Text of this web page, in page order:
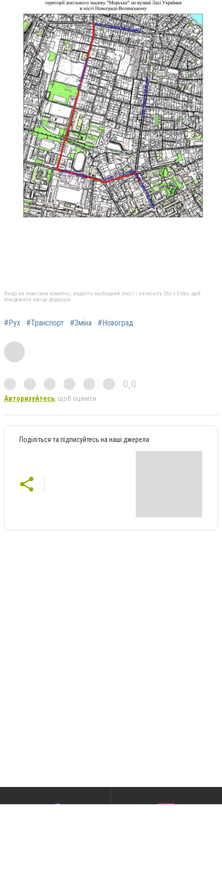
Якщо ви помітили помилку, виділіть необхідний текст і натисніть Ctrl + Enter, щоб
повідомити про це редакцію
#Рух #Транспорт #Зміна #Новоград
0,0
Авторизуйтесь, щоб оцінити
Поділіться та підписуйтесь на наші джерела